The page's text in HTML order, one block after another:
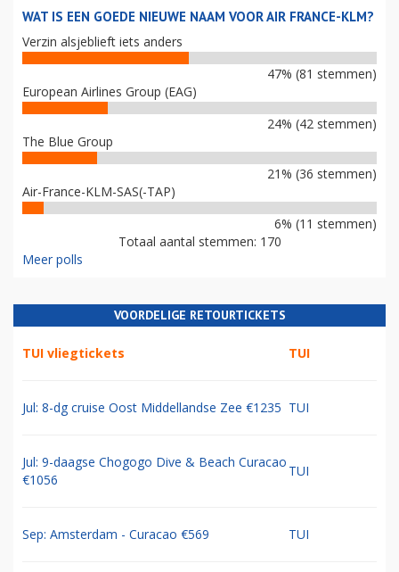
WAT IS EEN GOEDE NIEUWE NAAM VOOR AIR FRANCE-KLM?
Verzin alsjeblieft iets anders
47% (81 stemmen)
European Airlines Group (EAG)
24% (42 stemmen)
The Blue Group
21% (36 stemmen)
Air-France-KLM-SAS(-TAP)
6% (11 stemmen)
Totaal aantal stemmen: 170
Meer polls
VOORDELIGE RETOURTICKETS
TUI vliegtickets TUI
Jul: 8-dg cruise Oost Middellandse Zee €1235 TUI
Jul: 9-daagse Chogogo Dive & Beach Curacao
€1056
TUI
Sep: Amsterdam - Curacao €569 TUI